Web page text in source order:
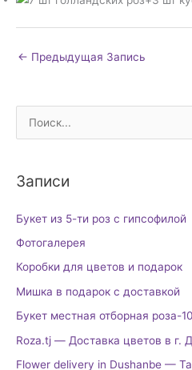
← Предыдущая Запись
с
к
Записи
Букет из 5-ти роз с гипсофилой
Фотогалерея
Коробки для цветов и подарок
Мишка в подарок с доставкой
Букет местная отборная роза-
Roza.tj — Доставка цветов в г.
Flower delivery in Dushanbe —